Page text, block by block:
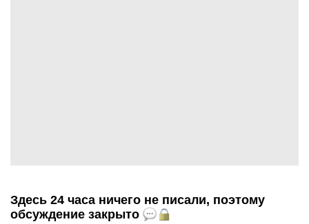
Здесь 24 часа ничего не писали, поэтому
обсуждение закрыто